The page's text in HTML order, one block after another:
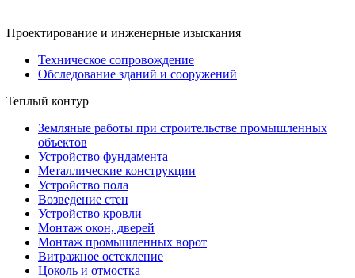
Проектирование и инженерные изыскания
Техническое сопровождение
Обследование зданий и сооружений
Теплый контур
Земляные работы при строительстве промышленных
объектов
Устройство фундамента
Металлические конструкции
Устройство пола
Возведение стен
Устройство кровли
Монтаж окон, дверей
Монтаж промышленных ворот
Витражное остекление
Цоколь и отмостка